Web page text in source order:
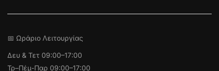
📅 Ωράριο Λειτουργίας
Δευ & Τετ 09:00–17:00
Τρ–Πέμ-Παρ 09:00–17:00